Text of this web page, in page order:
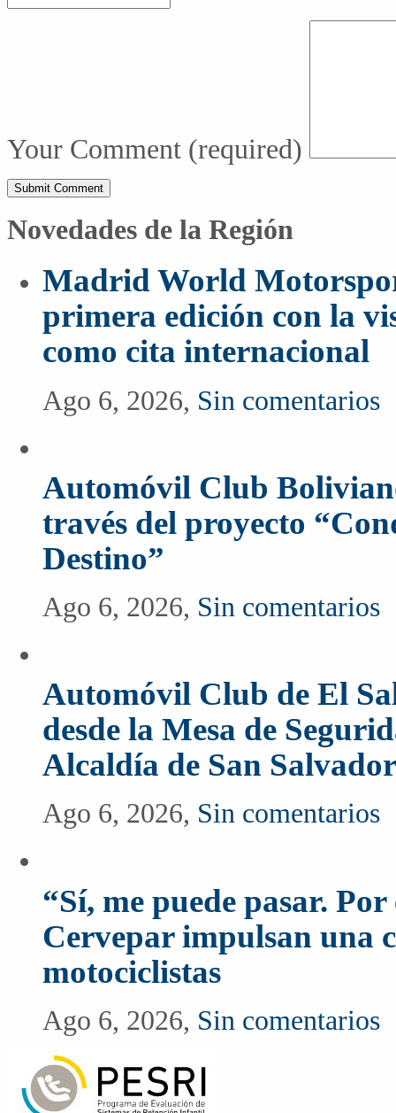
Your Comment (required)
Novedades de la Región
Madrid World
primera edición con la
como cita internacional
Ago 6, 2026, Sin comentarios
Automóvil Club
través del proyecto
Destino”
Ago 6, 2026, Sin comentarios
Automóvil Club de El
desde la Mesa de
Alcaldía de San Salvador
Ago 6, 2026, Sin comentarios
“Sí, me puede pasar.
Cervepar impulsan una
motociclistas
Ago 6, 2026, Sin comentarios